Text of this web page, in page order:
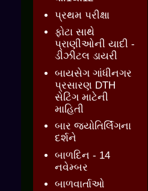
પ્રથમ પરીક્ષા
ફોટા સાથે
પ્રાણીઓની યાદી -
ડીઝીટલ ડાયરી
બાયસેગ ગાંધીનગર
પ્રસારણ DTH
સેટિંગ માટેની
માહિતી
બાર જ્‍યોતિર્લિંગના
દર્શને
બાળદિન - 14
નવેમ્બર
બાળવાર્તાઓ